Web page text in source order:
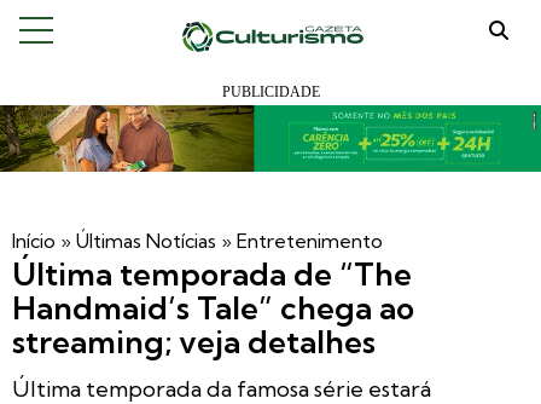
Início » Últimas Notícias » Entretenimento
Última temporada de “The
Handmaid’s Tale” chega ao
streaming; veja detalhes
Última temporada da famosa série estará